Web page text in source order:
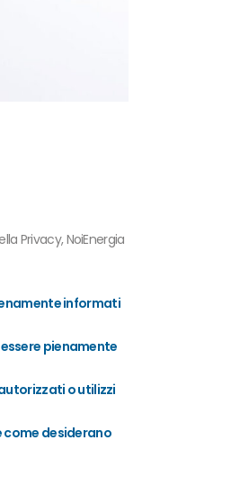
Privacy, NoiEnergia
informati
pienamente
o utilizzi
come desiderano